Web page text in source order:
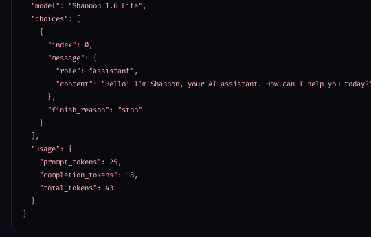
  "model": "Shannon 1.6 Lite",
  "choices": [
    {
      "index": 0,
      "message": {
        "role": "assistant",
"content": "Hello! I'm Shannon, your AI assistant. How can I help you
      },
      "finish_reason": "stop"
    }
  ],
  "usage": {
    "prompt_tokens": 25,
    "completion_tokens": 18,
    "total_tokens": 43
  }
}